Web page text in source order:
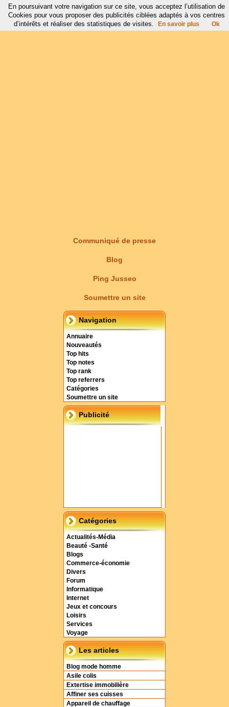
Communiqué de presse
Blog
Ping Jusseo
Soumettre un site
Navigation
Annuaire
Nouveautés
Top hits
Top notes
Top rank
Top referrers
Catégories
Soumettre un site
Publicité
Catégories
Actualités-Média
Beauté -Santé
Blogs
Commerce-économie
Divers
Forum
Informatique
Internet
Jeux et concours
Loisirs
Services
Voyage
Les articles
Blog mode homme
Asile colis
Extertise immobilière
Affiner ses cuisses
Appareil de chauffage
En poursuivant votre navigation sur ce site, vous acceptez l’utilisation de
Cookies pour vous proposer des publicités ciblées adaptés à vos centres
d’intérêts et réaliser des statistiques de visites.
En savoir plus Ok